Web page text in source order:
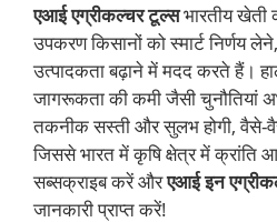
एआई एग्रीकल्चर टूल्सभारतीय खेती
उपकरण किसानों को स्मार्ट निर्णय
उत्पादकता बढ़ाने में मदद करते हैं।
जागरूकता की कमी जैसी चुनौतियां
तकनीक सस्ती और सुलभ होगी, वैसे-
जिससे भारत में कृषि क्षेत्र में क्रांति
सब्सक्राइब करें औरएआई इन
जानकारी प्राप्त करें!